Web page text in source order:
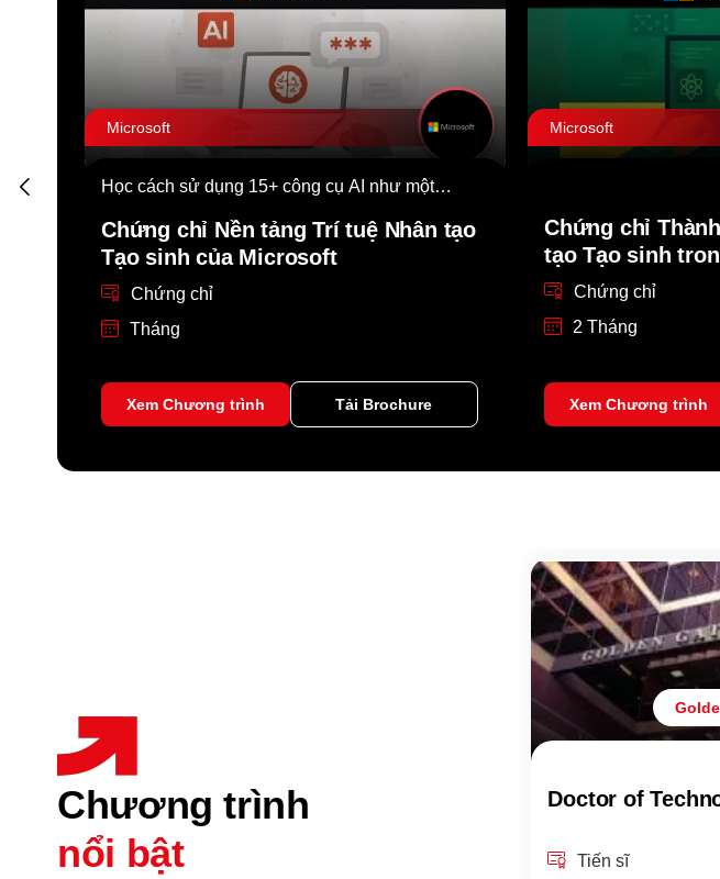
Microsoft
Học cách sử dụng 15+ công cụ AI như một
Chứng chỉ Nền tảng Trí tuệ Nhân tạo
Tạo sinh của Microsoft
Chứng chỉ
Tháng
Tải Brochure
Xem Chương trình
Microsoft
Chứng chỉ
tạo Tạo sinh
mềmChứng chỉ
2 Tháng
Xem Chương trình
Chương trình
nổi bật
Doctor of
Tiến sĩ